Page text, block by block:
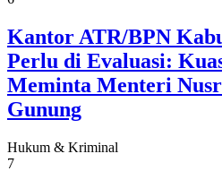
Kantor ATR/BPN
Perlu di Evaluasi:
Meminta Menteri
Gunung
Hukum & Kriminal
7